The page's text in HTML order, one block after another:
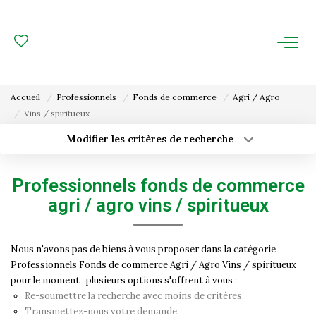
Gestion Locative
Gestion De Copropriété
NOUS CONNAITRE
Nos Agences
Accueil Professionnels Fonds de commerce
Agri / Agro
Vins / spiritueux
Modifier les critères de recherche
Sélectionnez...
Type de bien
Surface min
Créer une alerte
Professionnels fonds de commerce
agri / agro vins / spiritueux
Nous n'avons pas de biens à vous proposer dans la catégorie
Professionnels Fonds de commerce Agri / Agro Vins / spiritueux
pour le moment , plusieurs options s'offrent à vous :
Re-soumettre la recherche avec moins de critères.
Transmettez-nous votre demande